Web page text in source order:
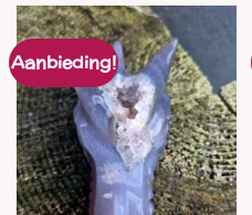
Aanbieding!